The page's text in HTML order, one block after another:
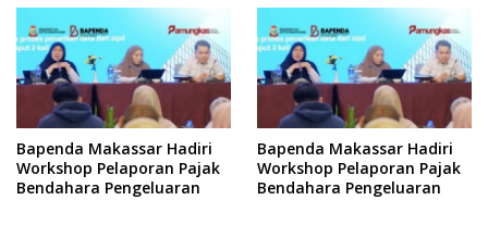
Bapenda Makassar Hadiri
Workshop Pelaporan Pajak
Bendahara Pengeluaran
Bapenda Makassar Hadiri
Workshop Pelaporan Pajak
Bendahara Pengeluaran